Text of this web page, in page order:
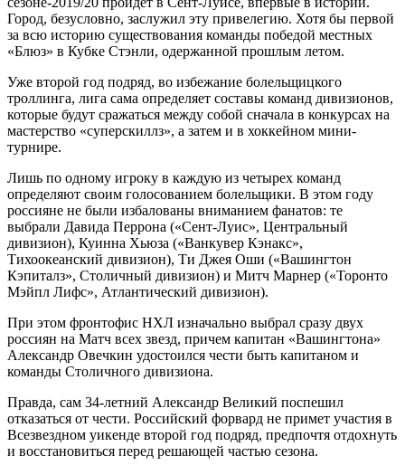
Город, безусловно, заслужил эту привелегию. Хотя бы первой
за всю историю существования команды победой местных
«Блюз» в Кубке Стэнли, одержанной прошлым летом.
Уже второй год подряд, во избежание болельщицкого
троллинга, лига сама определяет составы команд дивизионов,
которые будут сражаться между собой сначала в конкурсах на
мастерство «суперскиллз», а затем и в хоккейном мини-
турнире.
Лишь по одному игроку в каждую из четырех команд
определяют своим голосованием болельщики. В этом году
россияне не были избалованы вниманием фанатов: те
выбрали Давида Перрона («Сент-Луис», Центральный
дивизион), Куинна Хьюза («Ванкувер Кэнакс»,
Тихоокеанский дивизион), Ти Джея Оши («Вашингтон
Кэпиталз», Столичный дивизион) и Митч Марнер («Торонто
Мэйпл Лифс», Атлантический дивизион).
При этом фронтофис НХЛ изначально выбрал сразу двух
россиян на Матч всех звезд, причем капитан «Вашингтона»
Александр Овечкин удостоился чести быть капитаном и
команды Столичного дивизиона.
Правда, сам 34-летний Александр Великий поспешил
отказаться от чести. Российский форвард не примет участия в
Всезвездном уикенде второй год подряд, предпочтя отдохнуть
и восстановиться перед решающей частью сезона.